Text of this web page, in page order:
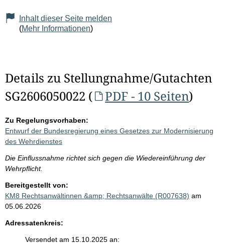
Inhalt dieser Seite melden
(Mehr Informationen)
Details zu Stellungnahme/Gutachten
SG2606050022 (
PDF - 10 Seiten)
Zu Regelungsvorhaben:
Entwurf der Bundesregierung eines Gesetzes zur Modernisierung
des Wehrdienstes
Die Einflussnahme richtet sich gegen die Wiedereinführung der
Wehrpflicht.
Bereitgestellt von:
KM8 Rechtsanwältinnen &amp; Rechtsanwälte (R007638) am
05.06.2026
Adressatenkreis:
Versendet am 15.10.2025 an: